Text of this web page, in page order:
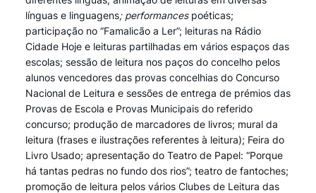
línguas e linguagens; performancespoéticas;
participação no “Famalicão a Ler”; leituras na Rádio
Cidade Hoje e leituras partilhadas em vários espaços das
escolas; sessão de leitura nos paços do concelho pelos
alunos vencedores das provas concelhias do Concurso
Nacional de Leitura e sessões de entrega de prémios das
Provas de Escola e Provas Municipais do referido
concurso; produção de marcadores de livros; mural da
leitura (frases e ilustrações referentes à leitura); Feira do
Livro Usado; apresentação do Teatro de Papel: “Porque
há tantas pedras no fundo dos rios”; teatro de fantoches;
promoção de leitura pelos vários Clubes de Leitura das